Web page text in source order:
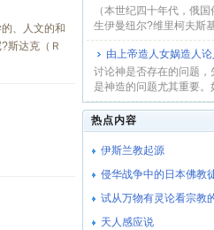
、人文的和
斯达克（Ｒ
（本世纪四十年代，俄
生伊曼纽尔?维里柯夫斯
论，用地球...
由上帝造人女娲造人
讨论神是否存在的问题，
是神造的问题尤其重要。
的，人就没有...
热点内容
伊斯兰教起源
侵华战争中的日本佛教
试从万物有灵论看宗教
天人感应说